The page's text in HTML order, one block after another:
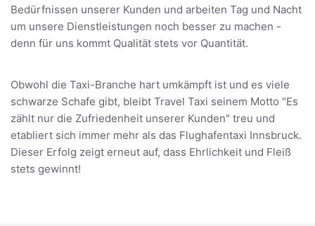
Bedürfnissen unserer Kunden und arbeiten Tag und Nacht
um unsere Dienstleistungen noch besser zu machen -
denn für uns kommt Qualität stets vor Quantität.
Obwohl die Taxi-Branche hart umkämpft ist und es viele
schwarze Schafe gibt, bleibt Travel Taxi seinem Motto "Es
zählt nur die Zufriedenheit unserer Kunden" treu und
etabliert sich immer mehr als das Flughafentaxi Innsbruck.
Dieser Erfolg zeigt erneut auf, dass Ehrlichkeit und Fleiß
stets gewinnt!